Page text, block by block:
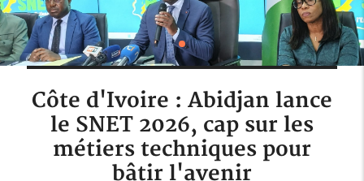
Côte d'Ivoire : Abidjan lance
le SNET 2026, cap sur les
métiers techniques pour
bâtir l'avenir